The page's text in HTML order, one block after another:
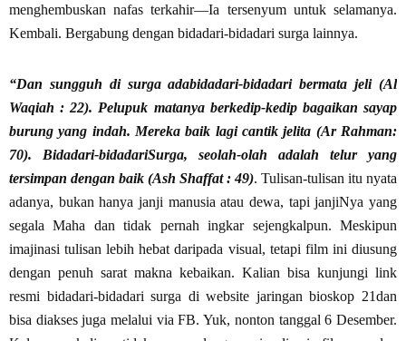
menghembuskan nafas terkahir—Ia tersenyum untuk selamanya.
Kembali. Bergabung dengan bidadari-bidadari surga lainnya.
“Dan sungguh di surga adabidadari-bidadari bermata jeli (Al
Waqiah : 22). Pelupuk matanya berkedip-kedip bagaikan sayap
burung yang indah. Mereka baik lagi cantik jelita (Ar Rahman:
70). Bidadari-bidadariSurga, seolah-olah adalah telur yang
tersimpan dengan baik (Ash Shaffat : 49). Tulisan-tulisan itu nyata
adanya, bukan hanya janji manusia atau dewa, tapi janjiNya yang
segala Maha dan tidak pernah ingkar sejengkalpun. Meskipun
imajinasi tulisan lebih hebat daripada visual, tetapi film ini diusung
dengan penuh sarat makna kebaikan. Kalian bisa kunjungi link
resmi bidadari-bidadari surga di website jaringan bioskop 21dan
bisa diakses juga melalui via FB. Yuk, nonton tanggal 6 Desember.